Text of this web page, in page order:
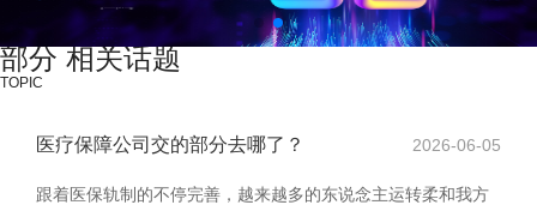
部分 相关话题
TOPIC
医疗保障公司交的部分去哪了？ 2026-06-05
跟着医保轨制的不停完善，越来越多的东说念主运转柔和我方